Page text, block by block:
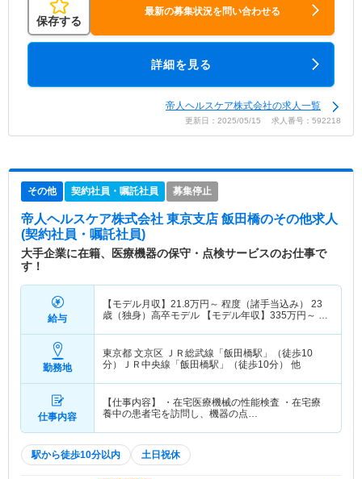
保存する
最新の募集状況を問い合わせる
詳細を見る
帝人ヘルスケア株式会社の求人一覧
更新日：2025/05/15 求人番号：592218
その他 契約社員・嘱託社員 募集停止
帝人ヘルスケア株式会社 東京支店 飯田橋のその他求人
(契約社員・嘱託社員)
大手企業に在籍、医療機器の保守・点検サービスのお仕事で
す！
給与
【モデル月収】 21.8万円～ 程度（諸手当込み） 23
歳（独身）高卒モデル 【モデル年収】 335万円～ 程
勤務地
東京都 文京区 ＪＲ総武線「飯田橋駅」（徒歩10
分）ＪＲ中央線「飯田橋駅」（徒歩10分） 他
仕事内容
【仕事内容】 ・在宅医療機械の性能検査 ・在宅療
養中の患者宅を訪問し、機器の点…
駅から徒歩10分以内 土日祝休